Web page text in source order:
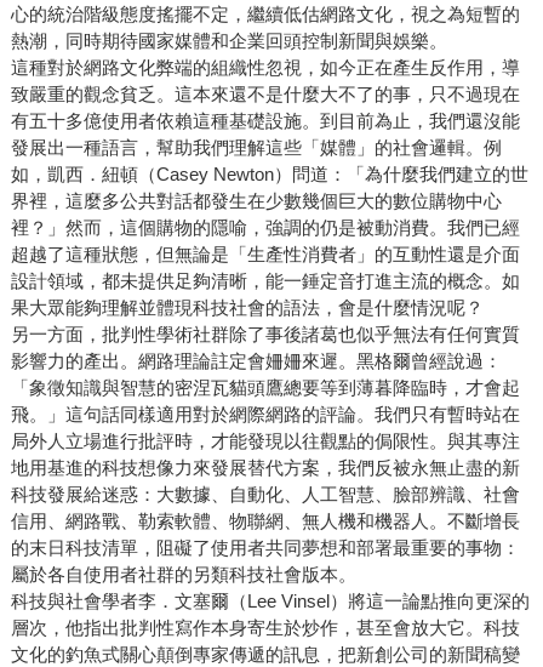
心的統治階級態度搖擺不定，繼續低估網路文化，視之為短暫的
熱潮，同時期待國家媒體和企業回頭控制新聞與娛樂。
這種對於網路文化弊端的組織性忽視，如今正在產生反作用，導
致嚴重的觀念貧乏。這本來還不是什麼大不了的事，只不過現在
有五十多億使用者依賴這種基礎設施。到目前為止，我們還沒能
發展出一種語言，幫助我們理解這些「媒體」的社會邏輯。例
如，凱西．紐頓（Casey Newton）問道：「為什麼我們建立的世
界裡，這麼多公共對話都發生在少數幾個巨大的數位購物中心
裡？」然而，這個購物的隱喻，強調的仍是被動消費。我們已經
超越了這種狀態，但無論是「生產性消費者」的互動性還是介面
設計領域，都未提供足夠清晰，能一錘定音打進主流的概念。如
果大眾能夠理解並體現科技社會的語法，會是什麼情況呢？
另一方面，批判性學術社群除了事後諸葛也似乎無法有任何實質
影響力的產出。網路理論註定會姍姍來遲。黑格爾曾經說過：
「象徵知識與智慧的密涅瓦貓頭鷹總要等到薄暮降臨時，才會起
飛。」這句話同樣適用對於網際網路的評論。我們只有暫時站在
局外人立場進行批評時，才能發現以往觀點的侷限性。與其專注
地用基進的科技想像力來發展替代方案，我們反被永無止盡的新
科技發展給迷惑：大數據、自動化、人工智慧、臉部辨識、社會
信用、網路戰、勒索軟體、物聯網、無人機和機器人。不斷增長
的末日科技清單，阻礙了使用者共同夢想和部署最重要的事物：
屬於各自使用者社群的另類科技社會版本。
科技與社會學者李．文塞爾（Lee Vinsel）將這一論點推向更深的
層次，他指出批判性寫作本身寄生於炒作，甚至會放大它。科技
文化的釣魚式關心顛倒專家傳遞的訊息，把新創公司的新聞稿變